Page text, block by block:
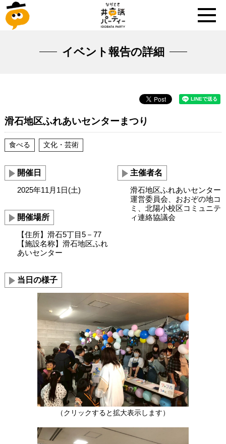
イベント報告の詳細
滑石地区ふれあいセンターまつり
食べる 文化・芸術
開催日
2025年11月1日(土)
開催場所
【住所】滑石5丁目5－77
【施設名称】滑石地区ふれ
あいセンター
主催者名
滑石地区ふれあいセンター
運営委員会、おおぞの地コ
ミ、北陽小校区コミュニテ
ィ連絡協議会
当日の様子
（クリックすると拡大表示します）